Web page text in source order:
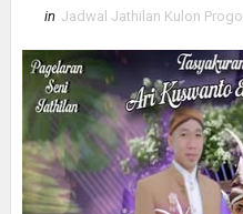
in Jadwal Jathilan Kulon Progo